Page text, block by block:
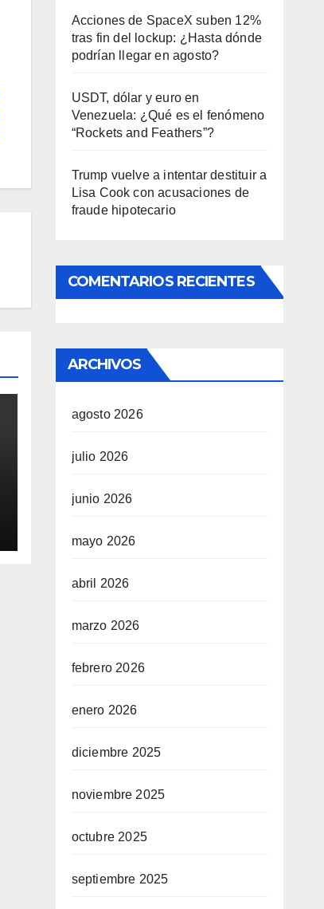
Acciones de SpaceX suben 12%
tras fin del lockup: ¿Hasta dónde
podrían llegar en agosto?
USDT, dólar y euro en
Venezuela: ¿Qué es el fenómeno
“Rockets and Feathers”?
Trump vuelve a intentar destituir a
Lisa Cook con acusaciones de
fraude hipotecario
COMENTARIOS RECIENTES
ARCHIVOS
agosto 2026
julio 2026
junio 2026
mayo 2026
abril 2026
marzo 2026
febrero 2026
enero 2026
diciembre 2025
noviembre 2025
octubre 2025
septiembre 2025